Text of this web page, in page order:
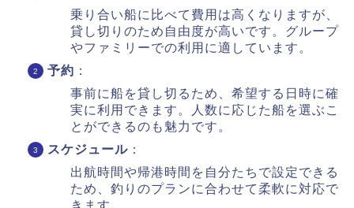
乗り合い船に比べて費用は高くなりますが、
貸し切りのため自由度が高いです。グループ
やファミリーでの利用に適しています。
予約 ：
事前に船を貸し切るため、希望する日時に確
実に利用できます。人数に応じた船を選ぶこ
とができるのも魅力です。
スケジュール ：
出航時間や帰港時間を自分たちで設定できる
ため、釣りのプランに合わせて柔軟に対応で